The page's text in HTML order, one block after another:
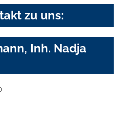
zu uns:
Inh. Nadja